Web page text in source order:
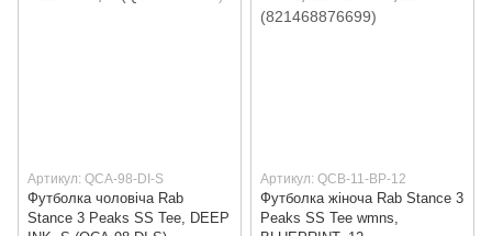
Артикул: QCA-98-DI-S
Футболка чоловіча Rab
Stance 3 Peaks SS Tee, DEEP
Артикул: QCB-11-BP-12
Футболка жіноча Rab Stance 3
Peaks SS Tee wmns,